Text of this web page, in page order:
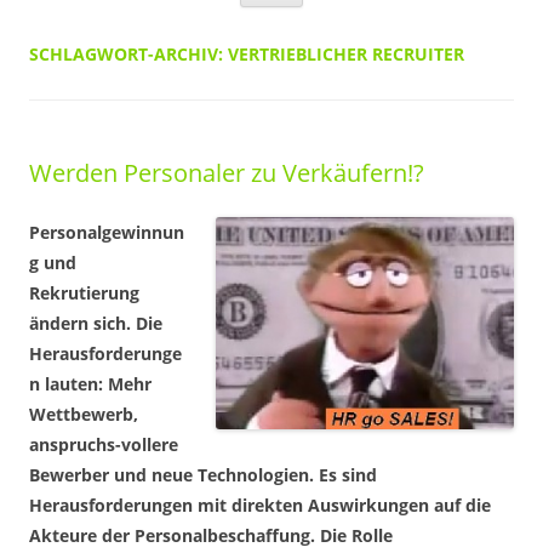
SCHLAGWORT-ARCHIV: VERTRIEBLICHER RECRUITER
Werden Personaler zu Verkäufern!?
Personalgewinnun
g und
Rekrutierung
ändern sich. Die
Herausforderunge
n lauten: Mehr
Wettbewerb,
anspruchs-vollere
Bewerber und neue Technologien. Es sind
Herausforderungen mit direkten Auswirkungen auf die
Akteure der Personalbeschaffung. Die Rolle